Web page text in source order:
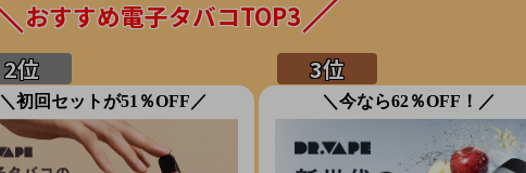
おすすめ電子タバコTOP3
＼初回セットが51％OFF／ ＼今なら62％OFF！／